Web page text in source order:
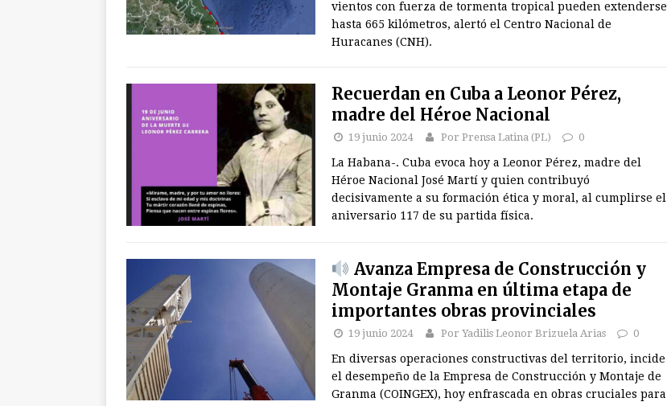
vientos con fuerza de tormenta tropical pueden extenderse
hasta 665 kilómetros, alertó el Centro Nacional de
Huracanes (CNH).
Recuerdan en Cuba a Leonor Pérez,
madre del Héroe Nacional
19 junio 2024 Por Prensa Latina (PL) 0
La Habana-. Cuba evoca hoy a Leonor Pérez, madre del
Héroe Nacional José Martí y quien contribuyó
decisivamente a su formación ética y moral, al cumplirse el
aniversario 117 de su partida física.
Avanza Empresa de Construcción y
Montaje Granma en última etapa de
importantes obras provinciales
19 junio 2024 Por Yadilis Leonor Brizuela Arias 0
En diversas operaciones constructivas del territorio, incide
el desempeño de la Empresa de Construcción y Montaje de
Granma (COINGEX), hoy enfrascada en obras cruciales para